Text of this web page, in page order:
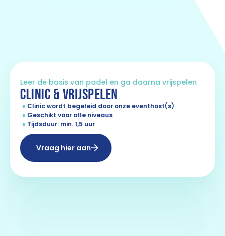
Leer de basis van padel en ga daarna vrijspelen
CLINIC & VRIJSPELEN
Clinic wordt begeleid door onze eventhost(s)
Geschikt voor alle niveaus
Tijdsduur: min. 1,5 uur
Vraag hier aan